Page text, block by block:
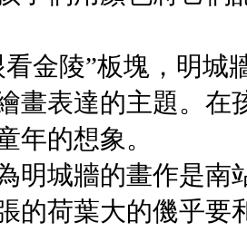
陵”板塊，明城
畫表達的主題。在
年的想象。
城牆的畫作是南
的荷葉大的僟乎要